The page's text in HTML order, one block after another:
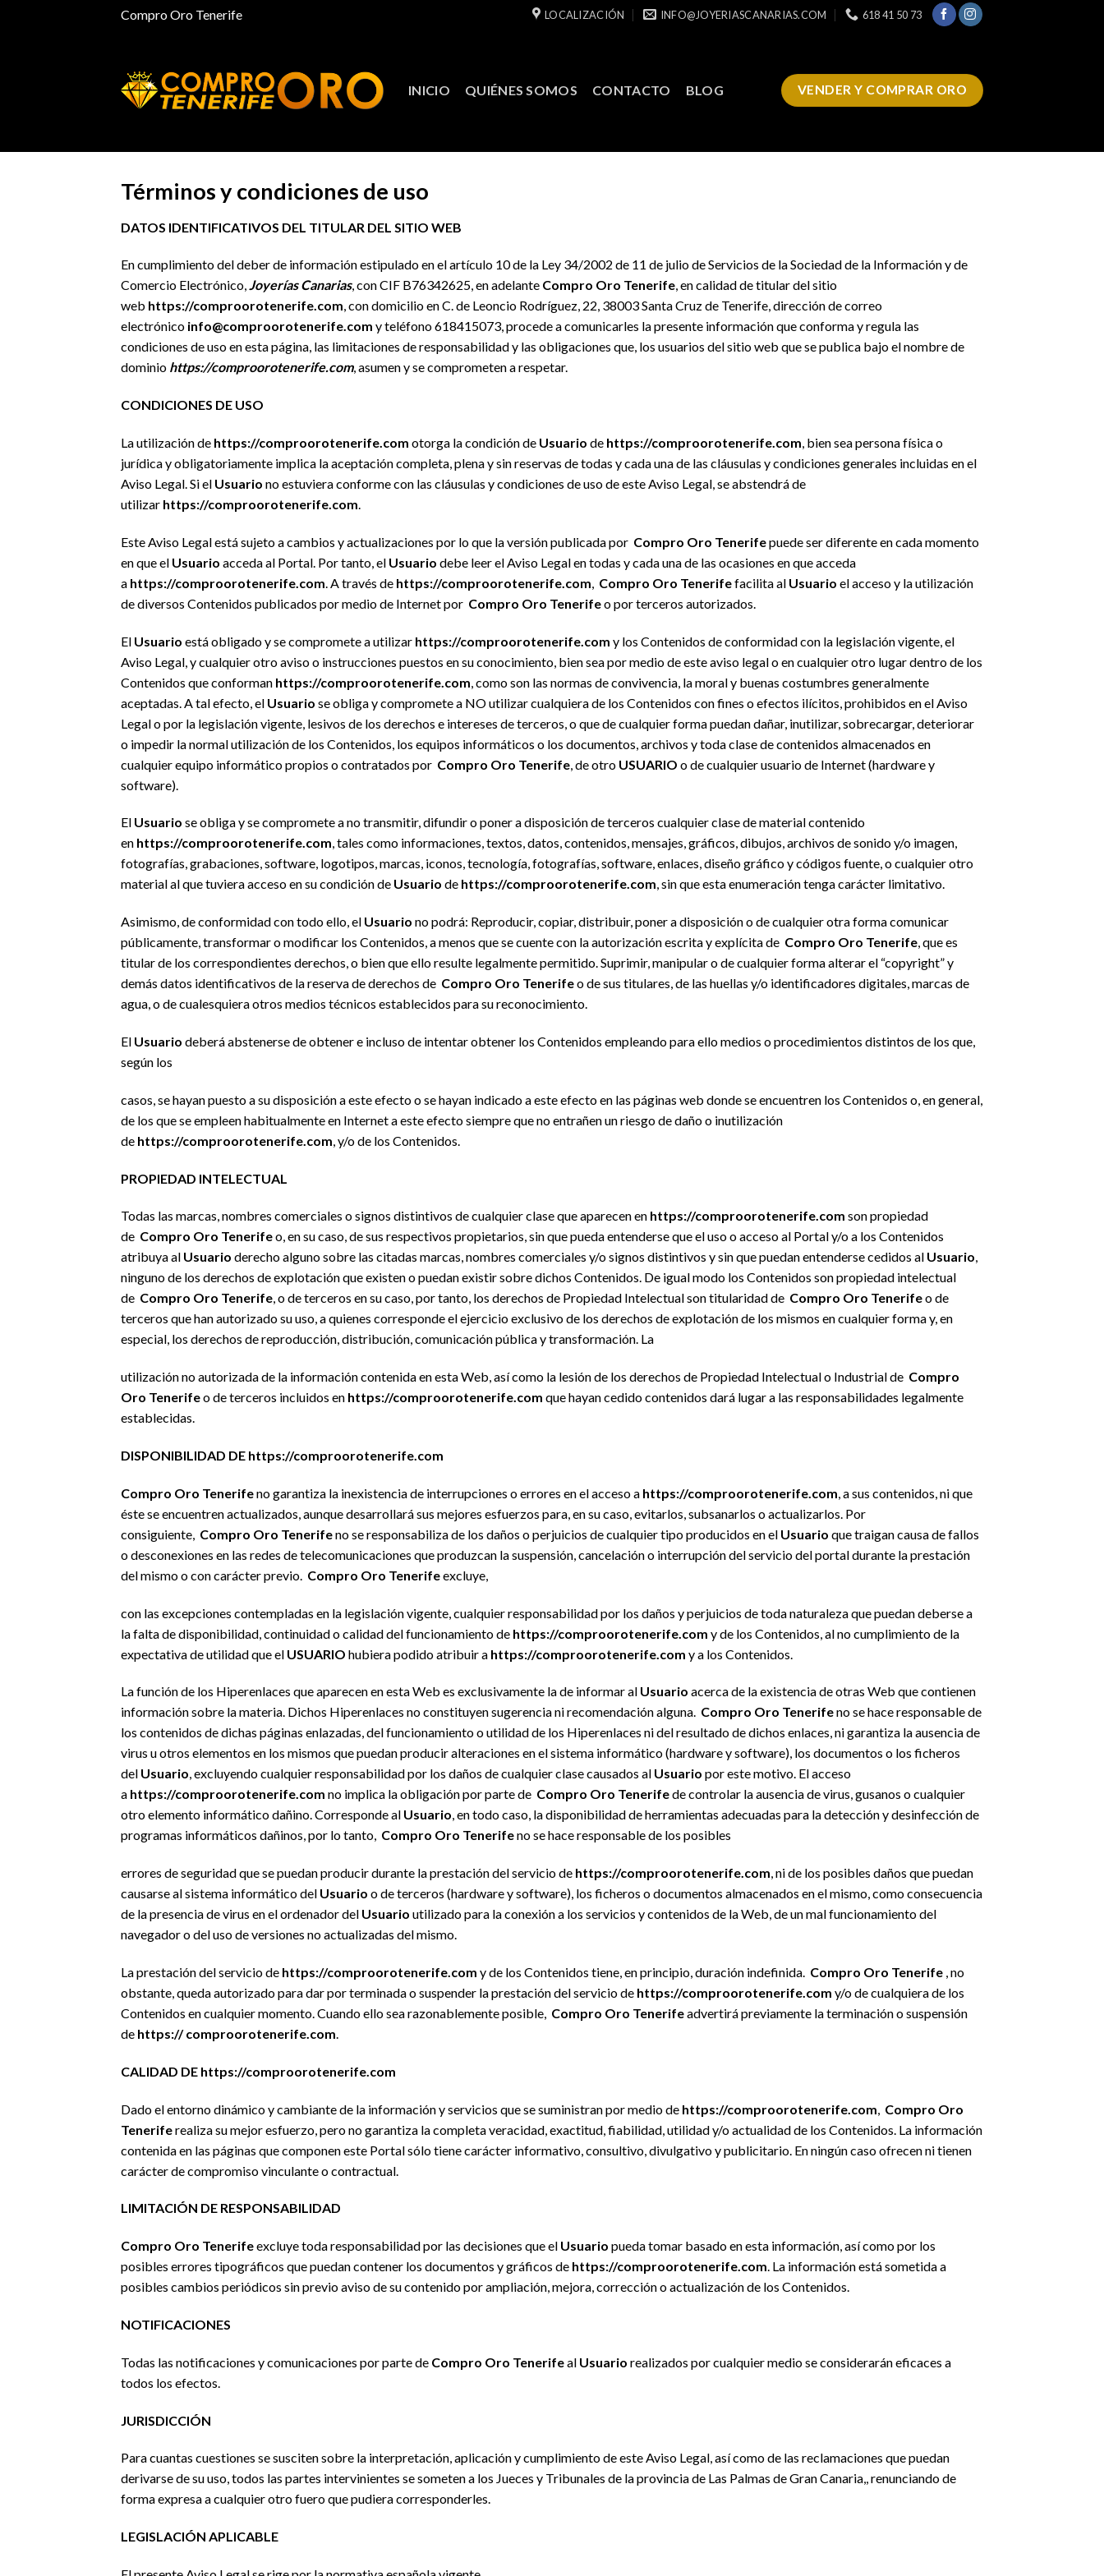
Compro Oro Tenerife LOCALIZACIÓN INFO@JOYERIASCANARIAS.COM 618 41 50 73
INICIO QUIÉNES SOMOS CONTACTO BLOG VENDER Y COMPRAR ORO
Términos y condiciones de uso
DATOS IDENTIFICATIVOS DEL TITULAR DEL SITIO WEB
En cumplimiento del deber de información estipulado en el artículo 10 de la Ley 34/2002 de 11 de julio de Servicios de la Sociedad de la Información y de
Comercio Electrónico,Joyerías Canarias, con CIF B76342625, en adelante Compro Oro Tenerife, en calidad de titular del sitio
web https://comproorotenerife.com, con domicilio en C. de Leoncio Rodríguez, 22, 38003 Santa Cruz de Tenerife, dirección de correo
electrónico info@comproorotenerife.com y teléfono 618415073, procede a comunicarles la presente información que conforma y regula las
condiciones de uso en esta página, las limitaciones de responsabilidad y las obligaciones que, los usuarios del sitio web que se publica bajo el nombre de
dominio https://comproorotenerife.com, asumen y se comprometen a respetar.
CONDICIONES DE USO
La utilización de https://comproorotenerife.com otorga la condición de Usuario de https://comproorotenerife.com, bien sea persona física o
jurídica y obligatoriamente implica la aceptación completa, plena y sin reservas de todas y cada una de las cláusulas y condiciones generales incluidas en el
Aviso Legal. Si el Usuario no estuviera conforme con las cláusulas y condiciones de uso de este Aviso Legal, se abstendrá de
utilizar https://comproorotenerife.com.
Este Aviso Legal está sujeto a cambios y actualizaciones por lo que la versión publicada por Compro Oro Tenerifepuede ser diferente en cada momento
en que el Usuario acceda al Portal. Por tanto, el Usuario debe leer el Aviso Legal en todas y cada una de las ocasiones en que acceda
a https://comproorotenerife.com . A través de https://comproorotenerife.com Compro Oro Tenerifefacilita al Usuario el acceso y la utilización
de diversos Contenidos publicados por medio de Internet por Compro Oro Tenerifeo por terceros autorizados.
El Usuario está obligado y se compromete a utilizar https://comproorotenerife.com y los Contenidos de conformidad con la legislación vigente, el
Aviso Legal, y cualquier otro aviso o instrucciones puestos en su conocimiento, bien sea por medio de este aviso legal o en cualquier otro lugar dentro de los
Contenidos que conforman https://comproorotenerife.com , como son las normas de convivencia, la moral y buenas costumbres generalmente
aceptadas. A tal efecto, el Usuario se obliga y compromete a NO utilizar cualquiera de los Contenidos con fines o efectos ilícitos, prohibidos en el Aviso
Legal o por la legislación vigente, lesivos de los derechos e intereses de terceros, o que de cualquier forma puedan dañar, inutilizar, sobrecargar, deteriorar
o impedir la normal utilización de los Contenidos, los equipos informáticos o los documentos, archivos y toda clase de contenidos almacenados en
cualquier equipo informático propios o contratados por Compro Oro Tenerife , de otro USUARIO o de cualquier usuario de Internet (hardware y
software).
El Usuario se obliga y se compromete a no transmitir, difundir o poner a disposición de terceros cualquier clase de material contenido
en https://comproorotenerife.com, tales como informaciones, textos, datos, contenidos, mensajes, gráficos, dibujos, archivos de sonido y/o imagen,
fotografías, grabaciones, software, logotipos, marcas, iconos, tecnología, fotografías, software, enlaces, diseño gráfico y códigos fuente, o cualquier otro
material al que tuviera acceso en su condición de Usuario de https://comproorotenerife.com, sin que esta enumeración tenga carácter limitativo.
Asimismo, de conformidad con todo ello, el Usuario no podrá: Reproducir, copiar, distribuir, poner a disposición o de cualquier otra forma comunicar
públicamente, transformar o modificar los Contenidos, a menos que se cuente con la autorización escrita y explícita de Compro Oro Tenerife, que es
titular de los correspondientes derechos, o bien que ello resulte legalmente permitido. Suprimir, manipular o de cualquier forma alterar el “copyright” y
demás datos identificativos de la reserva de derechos de Compro Oro Tenerifeo de sus titulares, de las huellas y/o identificadores digitales, marcas de
agua, o de cualesquiera otros medios técnicos establecidos para su reconocimiento.
El Usuario deberá abstenerse de obtener e incluso de intentar obtener los Contenidos empleando para ello medios o procedimientos distintos de los que,
según los
casos, se hayan puesto a su disposición a este efecto o se hayan indicado a este efecto en las páginas web donde se encuentren los Contenidos o, en general,
de los que se empleen habitualmente en Internet a este efecto siempre que no entrañen un riesgo de daño o inutilización
de https://comproorotenerife.com , y/o de los Contenidos.
PROPIEDAD INTELECTUAL
Todas las marcas, nombres comerciales o signos distintivos de cualquier clase que aparecen en https://comproorotenerife.com son propiedad
de Compro Oro Tenerifeo, en su caso, de sus respectivos propietarios, sin que pueda entenderse que el uso o acceso al Portal y/o a los Contenidos
atribuya al Usuario derecho alguno sobre las citadas marcas, nombres comerciales y/o signos distintivos y sin que puedan entenderse cedidos al Usuario,
ninguno de los derechos de explotación que existen o puedan existir sobre dichos Contenidos. De igual modo los Contenidos son propiedad intelectual
de Compro Oro Tenerife, o de terceros en su caso, por tanto, los derechos de Propiedad Intelectual son titularidad de Compro Oro Tenerifeo de
terceros que han autorizado su uso, a quienes corresponde el ejercicio exclusivo de los derechos de explotación de los mismos en cualquier forma y, en
especial, los derechos de reproducción, distribución, comunicación pública y transformación. La
utilización no autorizada de la información contenida en esta Web, así como la lesión de los derechos de Propiedad Intelectual o Industrial de Compro
Oro Tenerifeo de terceros incluidos en https://comproorotenerife.com que hayan cedido contenidos dará lugar a las responsabilidades legalmente
establecidas.
DISPONIBILIDAD DE https://comproorotenerife.com
Compro Oro Tenerifeno garantiza la inexistencia de interrupciones o errores en el acceso a https://comproorotenerife.com , a sus contenidos, ni que
éste se encuentren actualizados, aunque desarrollará sus mejores esfuerzos para, en su caso, evitarlos, subsanarlos o actualizarlos. Por
consiguiente, Compro Oro Tenerifeno se responsabiliza de los daños o perjuicios de cualquier tipo producidos en el Usuario que traigan causa de fallos
o desconexiones en las redes de telecomunicaciones que produzcan la suspensión, cancelación o interrupción del servicio del portal durante la prestación
del mismo o con carácter previo. Compro Oro Tenerifeexcluye,
con las excepciones contempladas en la legislación vigente, cualquier responsabilidad por los daños y perjuicios de toda naturaleza que puedan deberse a
la falta de disponibilidad, continuidad o calidad del funcionamiento de https://comproorotenerife.com y de los Contenidos, al no cumplimiento de la
expectativa de utilidad que el USUARIO hubiera podido atribuir a https://comproorotenerife.com y a los Contenidos.
La función de los Hiperenlaces que aparecen en esta Web es exclusivamente la de informar al Usuario acerca de la existencia de otras Web que contienen
información sobre la materia. Dichos Hiperenlaces no constituyen sugerencia ni recomendación alguna. Compro Oro Tenerifeno se hace responsable de
los contenidos de dichas páginas enlazadas, del funcionamiento o utilidad de los Hiperenlaces ni del resultado de dichos enlaces, ni garantiza la ausencia de
virus u otros elementos en los mismos que puedan producir alteraciones en el sistema informático (hardware y software), los documentos o los ficheros
del Usuario, excluyendo cualquier responsabilidad por los daños de cualquier clase causados al Usuario por este motivo. El acceso
a https://comproorotenerife.com no implica la obligación por parte de Compro Oro Tenerifede controlar la ausencia de virus, gusanos o cualquier
otro elemento informático dañino. Corresponde al Usuario, en todo caso, la disponibilidad de herramientas adecuadas para la detección y desinfección de
programas informáticos dañinos, por lo tanto, Compro Oro Tenerifeno se hace responsable de los posibles
errores de seguridad que se puedan producir durante la prestación del servicio de https://comproorotenerife.com, ni de los posibles daños que puedan
causarse al sistema informático del Usuario o de terceros (hardware y software), los ficheros o documentos almacenados en el mismo, como consecuencia
de la presencia de virus en el ordenador del Usuario utilizado para la conexión a los servicios y contenidos de la Web, de un mal funcionamiento del
navegador o del uso de versiones no actualizadas del mismo.
La prestación del servicio de https://comproorotenerife.com y de los Contenidos tiene, en principio, duración indefinida. Compro Oro Tenerife , no
obstante, queda autorizado para dar por terminada o suspender la prestación del servicio de https://comproorotenerife.com y/o de cualquiera de los
Contenidos en cualquier momento. Cuando ello sea razonablemente posible, Compro Oro Tenerifeadvertirá previamente la terminación o suspensión
de https:// comproorotenerife.com.
CALIDAD DE https://comproorotenerife.com
Dado el entorno dinámico y cambiante de la información y servicios que se suministran por medio de https://comproorotenerife.com Compro Oro
Teneriferealiza su mejor esfuerzo, pero no garantiza la completa veracidad, exactitud, fiabilidad, utilidad y/o actualidad de los Contenidos. La información
contenida en las páginas que componen este Portal sólo tiene carácter informativo, consultivo, divulgativo y publicitario. En ningún caso ofrecen ni tienen
carácter de compromiso vinculante o contractual.
LIMITACIÓN DE RESPONSABILIDAD
Compro Oro Tenerifeexcluye toda responsabilidad por las decisiones que el Usuario pueda tomar basado en esta información, así como por los
posibles errores tipográficos que puedan contener los documentos y gráficos de https://comproorotenerife.com. La información está sometida a
posibles cambios periódicos sin previo aviso de su contenido por ampliación, mejora, corrección o actualización de los Contenidos.
NOTIFICACIONES
Todas las notificaciones y comunicaciones por parte de Compro Oro Tenerifeal Usuario realizados por cualquier medio se considerarán eficaces a
todos los efectos.
JURISDICCIÓN
Para cuantas cuestiones se susciten sobre la interpretación, aplicación y cumplimiento de este Aviso Legal, así como de las reclamaciones que puedan
derivarse de su uso, todos las partes intervinientes se someten a los Jueces y Tribunales de la provincia de Las Palmas de Gran Canaria,, renunciando de
forma expresa a cualquier otro fuero que pudiera corresponderles.
LEGISLACIÓN APLICABLE